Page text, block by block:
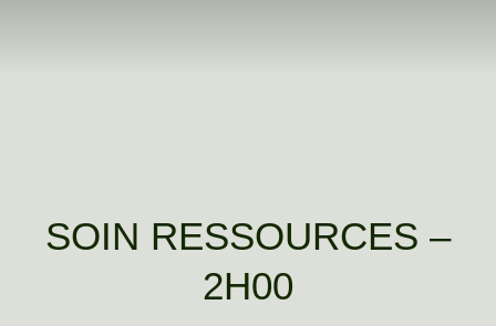
SOIN RESSOURCES –
2H00